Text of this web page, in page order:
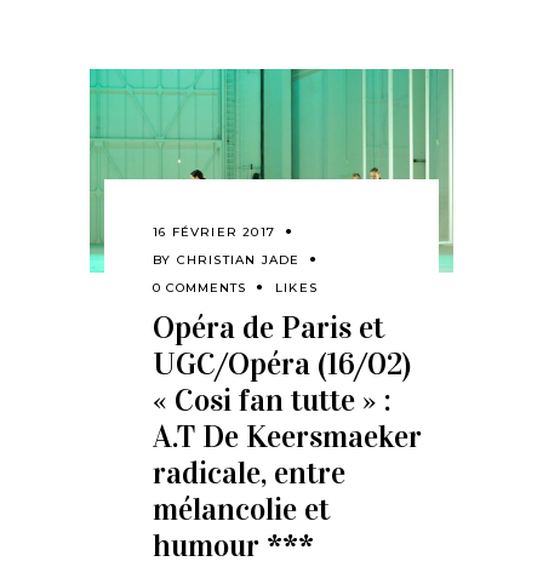
16 FÉVRIER 2017
BY CHRISTIAN JADE
0 COMMENTS
LIKES
Opéra de Paris et
UGC/Opéra (16/02)
« Cosi fan tutte » :
A.T De Keersmaeker
radicale, entre
mélancolie et
humour ***